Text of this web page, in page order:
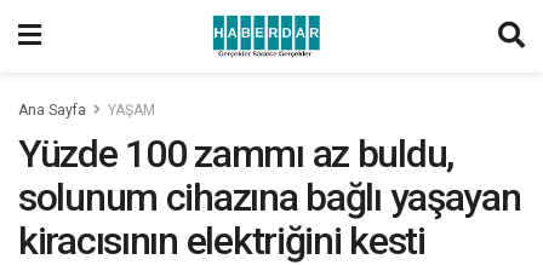
Ana Sayfa YAŞAM
Yüzde 100 zammı az buldu,
solunum cihazına bağlı yaşayan
kiracısının elektriğini kesti